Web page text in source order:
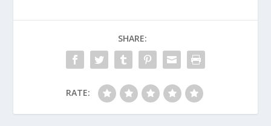
SHARE:
RATE: